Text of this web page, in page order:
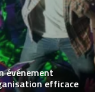
événement
efficace